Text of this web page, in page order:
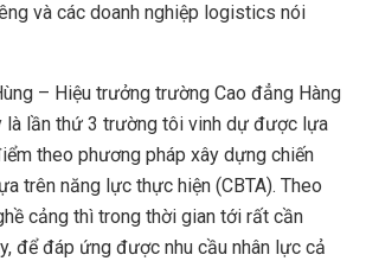
và các doanh nghiệp logistics nói
– Hiệu trưởng trường Cao đẳng Hàng
là lần thứ 3 trường tôi vinh dự được lựa
theo phương pháp xây dựng chiến
trên năng lực thực hiện (CBTA). Theo
cảng thì trong thời gian tới rất cần
để đáp ứng được nhu cầu nhân lực cả